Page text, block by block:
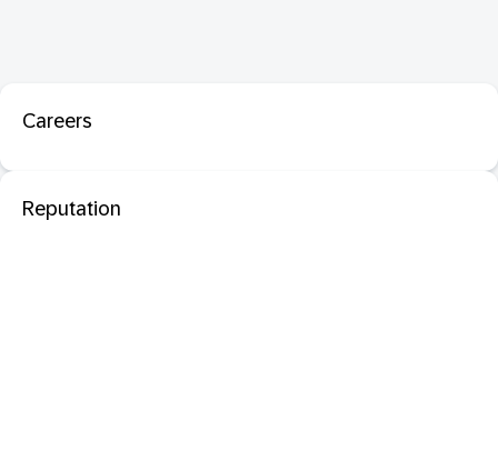
Careers
Reputation